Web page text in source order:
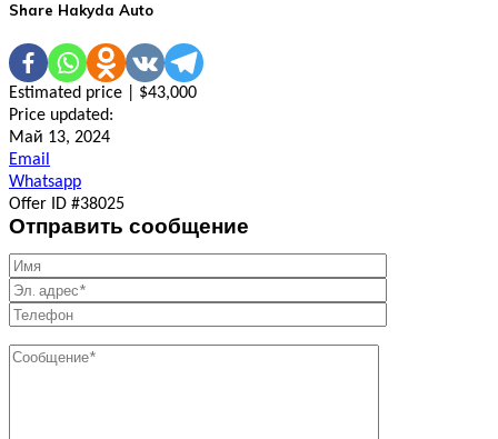
Share Hakyda Auto
Estimated price | $43,000
Price updated:
Май 13, 2024
Email
Whatsapp
Offer ID #38025
Отправить сообщение